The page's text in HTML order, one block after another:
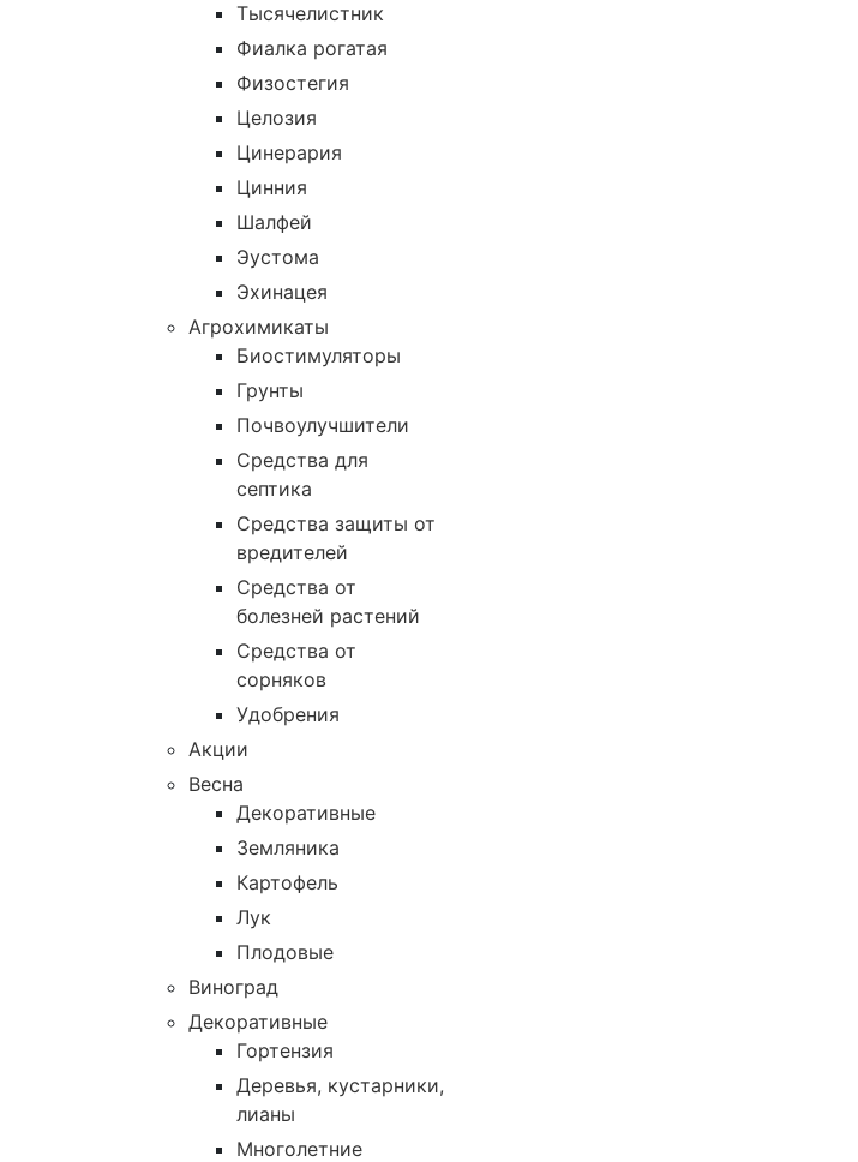
Тысячелистник
Фиалка рогатая
Физостегия
Целозия
Цинерария
Цинния
Шалфей
Эустома
Эхинацея
Агрохимикаты
Биостимуляторы
Грунты
Почвоулучшители
Средства для
септика
Средства защиты от
вредителей
Средства от
болезней растений
Средства от
сорняков
Удобрения
Акции
Весна
Декоративные
Земляника
Картофель
Лук
Плодовые
Виноград
Декоративные
Гортензия
Деревья, кустарники,
лианы
Многолетние